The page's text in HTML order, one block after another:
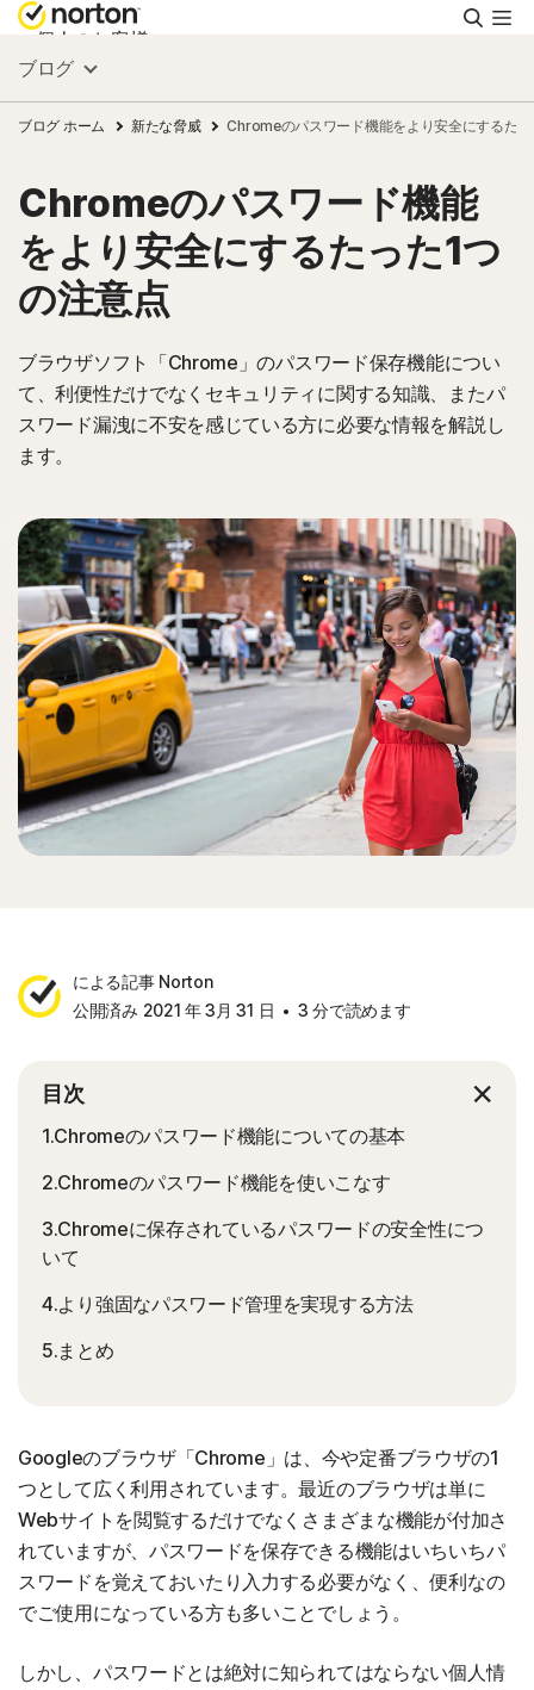
検
索
個人のお客様
スモールビジネス
リソース
サポート
無料体験
日本
ブログ
ブログ ホーム 新たな脅威 Chromeのパスワード機能をより安全にするた
Chromeのパスワード機能
をより安全にするたった1つ
の注意点
ブラウザソフト「Chrome」のパスワード保存機能につい
て、利便性だけでなくセキュリティに関する知識、またパ
スワード漏洩に不安を感じている方に必要な情報を解説し
ます。
による記事 Norton
公開済み 2021 年 3月 31 日
3 分で読めます
目次
1.Chromeのパスワード機能についての基本
2.Chromeのパスワード機能を使いこなす
3.Chromeに保存されているパスワードの安全性につ
いて
4.より強固なパスワード管理を実現する方法
5.まとめ
Googleのブラウザ「Chrome」は、今や定番ブラウザの1
つとして広く利用されています。最近のブラウザは単に
Webサイトを閲覧するだけでなくさまざまな機能が付加さ
れていますが、パスワードを保存できる機能はいちいちパ
スワードを覚えておいたり入力する必要がなく、便利なの
でご使用になっている方も多いことでしょう。
しかし、パスワードとは絶対に知られてはならない個人情